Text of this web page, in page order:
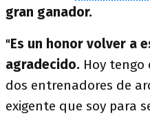
gran ganador.
"Es un honor volver a
agradecido. Hoy tengo
dos entrenadores de
exigente que soy para